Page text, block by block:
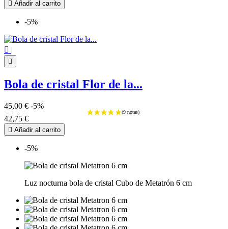
 Añadir al carrito
-5%
 |

Bola de cristal Flor de la...
45,00 € -5%
42,75 €
 Añadir al carrito
-5%
Luz nocturna bola de cristal Cubo de Metatrón 6 cm